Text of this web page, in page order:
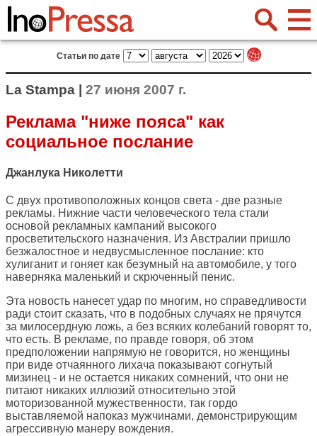
Статьи по дате
La Stampa | 27 июня 2007 г.
Реклама "ниже пояса" как
социальное послание
Джанлука Николетти
С двух противоположных концов света - две разные
рекламы. Нижние части человеческого тела стали
основой рекламных кампаний высокого
просветительского назначения. Из Австралии пришло
безжалостное и недвусмысленное послание: кто
хулиганит и гоняет как безумный на автомобиле, у того
наверняка маленький и скрюченный пенис.
Эта новость нанесет удар по многим, но справедливости
ради стоит сказать, что в подобных случаях не прячутся
за милосердную ложь, а без всяких колебаний говорят то,
что есть. В рекламе, по правде говоря, об этом
предположении напрямую не говорится, но женщины
при виде отчаянного лихача показывают согнутый
мизинец - и не остается никаких сомнений, что они не
питают никаких иллюзий относительно этой
моторизованной мужественности, так гордо
выставляемой напоказ мужчинами, демонстрирующим
агрессивную манеру вождения.